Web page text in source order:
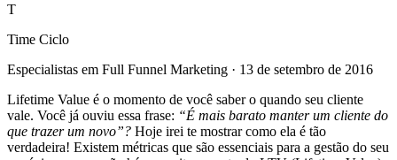
T
Time Ciclo
Especialistas em Full Funnel Marketing · 13 de setembro de 2016
Lifetime Value é o momento de você saber o quando seu cliente
vale. Você já ouviu essa frase: “É mais barato manter um cliente do
que trazer um novo”? Hoje irei te mostrar como ela é tão
verdadeira! Existem métricas que são essenciais para a gestão do seu